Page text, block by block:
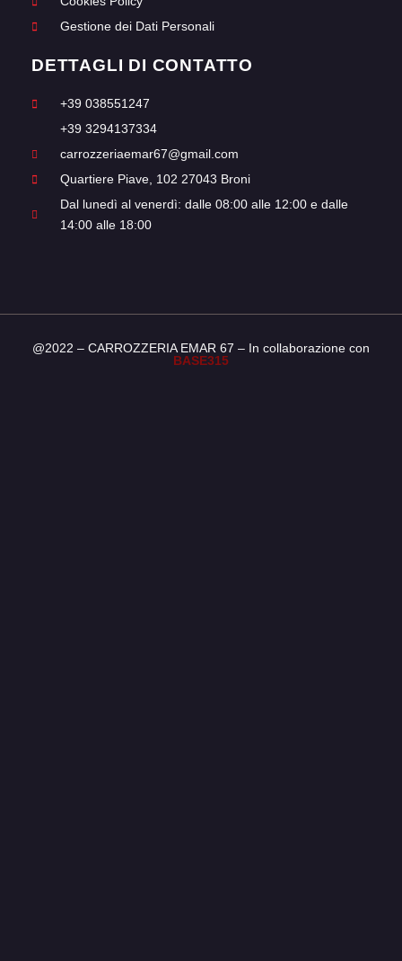
Gestione dei Dati Personali
DETTAGLI DI CONTATTO
+39 038551247
+39 3294137334
carrozzeriaemar67@gmail.com
Quartiere Piave, 102 27043 Broni
Dal lunedì al venerdì: dalle 08:00 alle 12:00 e dalle
14:00 alle 18:00
@2022 – CARROZZERIA EMAR 67 – In collaborazione con
BASE315